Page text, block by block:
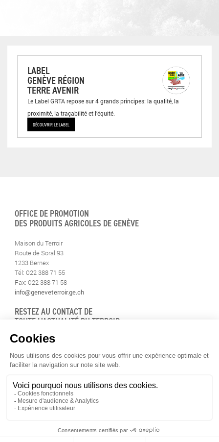
LABEL
GENÈVE RÉGION
TERRE AVENIR
Le Label GRTA repose sur 4 grands principes: la qualité, la
proximité, la traçabilité et l’équité.
DÉCOUVRIR LE LABEL
OFFICE DE PROMOTION
DES PRODUITS AGRICOLES DE GENÈVE
Maison du Terroir
Route de Soral 93
1233 Bernex
Tél: 022 388 71 55
Fax: 022 388 71 58
info@geneveterroir.ge.ch
RESTEZ AU CONTACT DE
TOUTE L’ACTUALITÉ DU TERROIR
TÉLÉCHARGEZ L’APP GENÈVE-TERROIR